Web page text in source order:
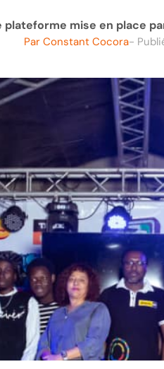
plateforme mise en place
Par Constant Cocora-